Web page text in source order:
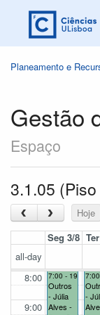
Planeamento e
Gestão
Espaço
3.1.05
‹ › Hoje
Seg 3/8
all-day
7:00 - 19:00
Outros
- Júlia
Alves -
-
8:00
9:00